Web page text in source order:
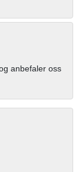
anbefaler oss